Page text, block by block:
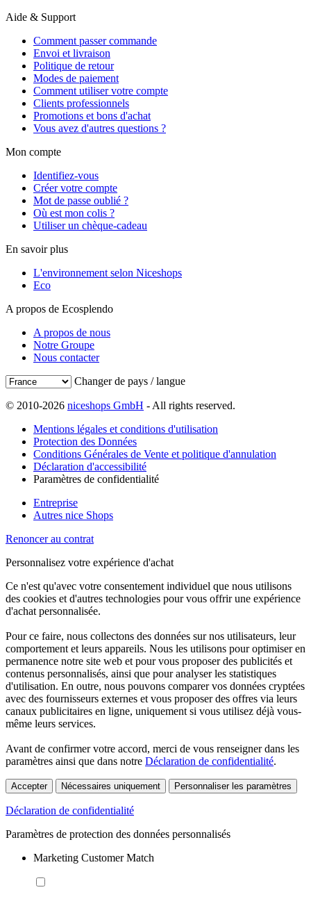
Aide & Support
Comment passer commande
Envoi et livraison
Politique de retour
Modes de paiement
Comment utiliser votre compte
Clients professionnels
Promotions et bons d'achat
Vous avez d'autres questions ?
Mon compte
Identifiez-vous
Créer votre compte
Mot de passe oublié ?
Où est mon colis ?
Utiliser un chèque-cadeau
En savoir plus
L'environnement selon Niceshops
Eco
A propos de Ecosplendo
A propos de nous
Notre Groupe
Nous contacter
Changer de pays / langue
© 2010-2026 niceshops GmbH - All rights reserved.
Mentions légales et conditions d'utilisation
Protection des Données
Conditions Générales de Vente et politique d'annulation
Déclaration d'accessibilité
Paramètres de confidentialité
Entreprise
Autres nice Shops
Renoncer au contrat
Personnalisez votre expérience d'achat
Ce n'est qu'avec votre consentement individuel que nous utilisons
des cookies et d'autres technologies pour vous offrir une expérience
d'achat personnalisée.
Pour ce faire, nous collectons des données sur nos utilisateurs, leur
comportement et leurs appareils. Nous les utilisons pour optimiser en
permanence notre site web et pour vous proposer des publicités et
contenus personnalisés, ainsi que pour analyser les statistiques
d'utilisation. En outre, nous pouvons comparer vos données cryptées
avec des fournisseurs externes et vous proposer des offres via leurs
canaux publicitaires en ligne, uniquement si vous utilisez déjà vous-
même leurs services.
Avant de confirmer votre accord, merci de vous renseigner dans les
paramètres ainsi que dans notre Déclaration de confidentialité.
Accepter Nécessaires uniquement Personnaliser les paramètres
Déclaration de confidentialité
Paramètres de protection des données personnalisés
Marketing Customer Match